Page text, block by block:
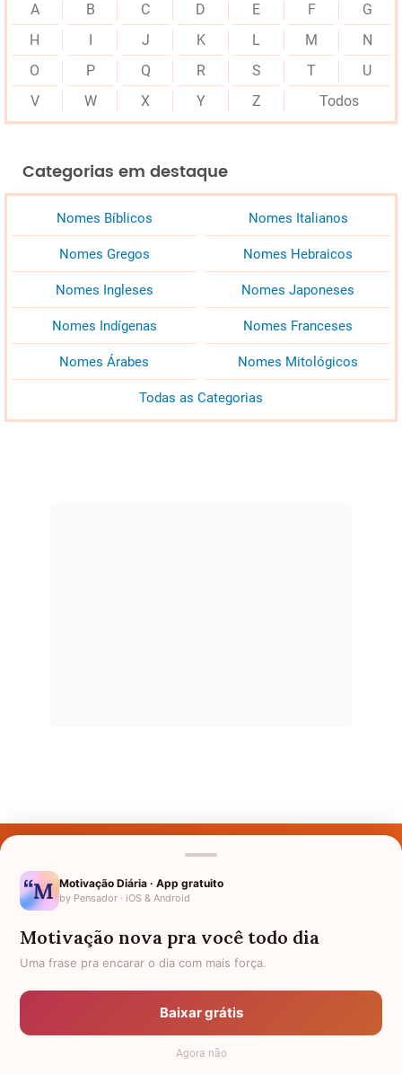
A B C D E F
G
H
J K L M
N
O
P Q R S T
U
V
W X Y Z Todos
Categorias em destaque
Nomes Bíblicos Nomes Italianos
Nomes Gregos Nomes Hebraicos
Nomes Ingleses Nomes Japoneses
Nomes Indígenas Nomes Franceses
Nomes Árabes Nomes Mitológicos
Todas as Categorias
Nomes pelo Mundo
Política de Privacidade
Anuncie
Termos de Uso
Motivação Diária · App gratuito
by Pensador · iOS & Android
Motivação nova pra você todo dia
Uma frase pra encarar o dia com mais força.
Baixar grátis
Agora não